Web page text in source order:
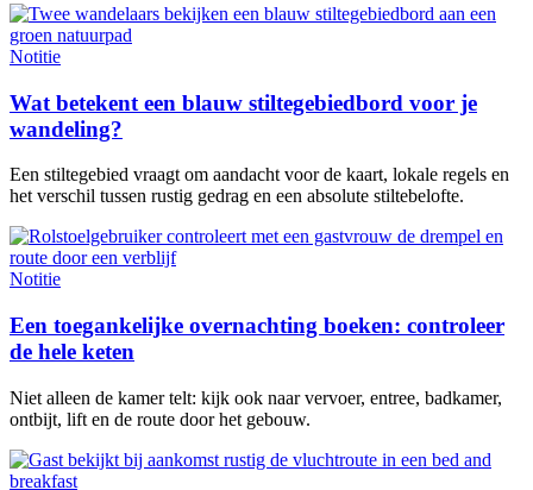
Notitie
Wat betekent een blauw stiltegebiedbord voor je
wandeling?
Een stiltegebied vraagt om aandacht voor de kaart, lokale regels en
het verschil tussen rustig gedrag en een absolute stiltebelofte.
Notitie
Een toegankelijke overnachting boeken: controleer
de hele keten
Niet alleen de kamer telt: kijk ook naar vervoer, entree, badkamer,
ontbijt, lift en de route door het gebouw.